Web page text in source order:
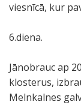
viesnīcā, kur
6.diena.
Jānobrauc ap
klosterus,
Melnkalnes